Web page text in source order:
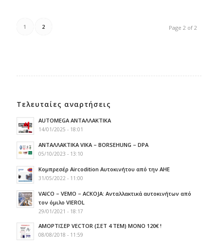
Page 2 of 2
1 2
Τελευταίες αναρτήσεις
AUTOMEGA ΑΝΤΑΛΛΑΚΤΙΚΑ
14/01/2025 - 18:01
ΑΝΤΑΛΛΑΚΤΙΚΑ VIKA – BORSEHUNG – DPA
05/10/2023 - 13:10
Κομπρεσέρ Aircodition Αυτοκινήτου από την AHE
31/05/2022 - 11:00
VAICO – VEMO – ACKOJA: Ανταλλακτικά αυτοκινήτων από
τον όμιλο VIEROL
29/01/2021 - 18:17
ΑΜΟΡΤΙΣΕΡ VECTOR (ΣΕΤ 4 TEM) ΜΟΝΟ 120€ !
08/08/2018 - 11:59